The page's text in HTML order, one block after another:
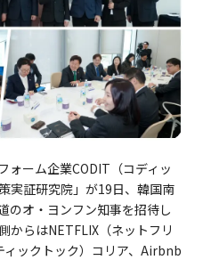
ォーム企業CODIT（コディッ
実証研究院」が19日、韓国南
のオ・ヨンフン知事を招待し
からはNETFLIX（ネットフリ
ックトック）コリア、Airbnb